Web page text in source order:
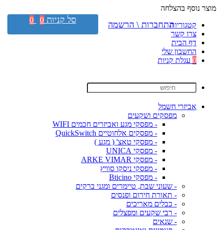
מוצר נוסף בהצלחה
קטגוריות
צרו קשר
דף הבית
החשבון שלי
0 עגלת קניות
אביזרי חשמל
מפסקים ושקעים
- מפסקי מגע ואביזרים חכמים WIFI
- מפסקים אלחוטיים QuickSwitch
- מפסקי טאצ' ( מגע )
- מפסקי UNICA
- מפסקי ARKE VIMAR
- מפסקי ניסקו סוויץ
- מפסקי Bticino
- שעוני שבת, טיימרים ומגני ברקים
- תאורת חירום ופנסים
- כבלים מאריכים
- רבי שקעים ומפצלים
- שנאים
התחברות \ הרשמה סל קניות 0
0